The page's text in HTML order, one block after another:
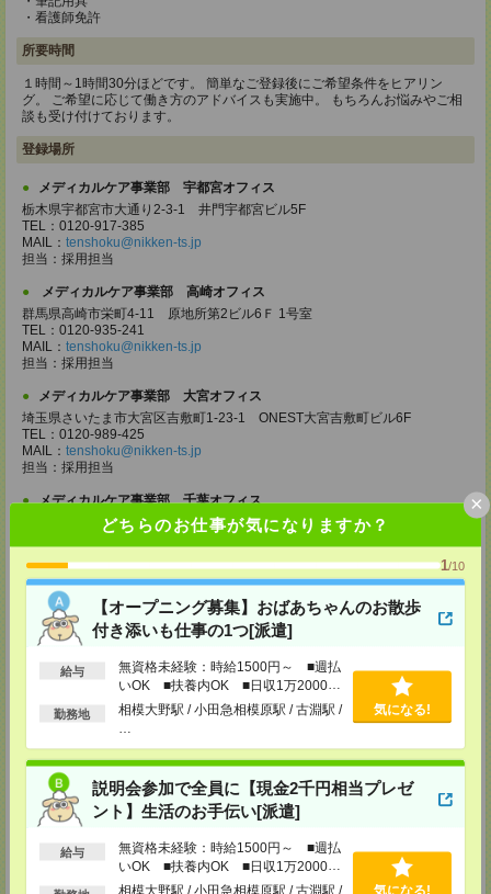
どちらのお仕事が気になりますか？
1/10
【オープニング募集】おばあちゃんのお散歩
付き添いも仕事の1つ[派遣]
給与
無資格未経験：時給1500円～ ■週払
いOK ■扶養内OK ■日収1万2000円
以上
勤務地
相模大野駅 / 小田急相模原駅 / 古淵駅 /
気になる!
説明会参加で全員に【現金2千円相当プレゼ
ント】生活のお手伝い[派遣]
給与
無資格未経験：時給1500円～ ■週払
いOK ■扶養内OK ■日収1万2000円
以上
相模大野駅 / 小田急相模原駅 / 古淵駅 /
気になる!
×
・看護師免許
所要時間
１時間～1時間30分ほどです。 簡単なご登録後にご希望条件をヒアリン
グ。 ご希望に応じて働き方のアドバイスも実施中。 もちろんお悩みやご相
談も受け付けております。
登録場所
メディカルケア事業部 宇都宮オフィス
栃木県宇都宮市大通り2-3-1 井門宇都宮ビル5F
TEL：0120-917-385
MAIL： tenshoku@nikken-ts.jp
担当：採用担当
メディカルケア事業部 高崎オフィス
群馬県高崎市栄町4-11 原地所第2ビル6Ｆ 1号室
TEL：0120-935-241
MAIL： tenshoku@nikken-ts.jp
担当：採用担当
メディカルケア事業部 大宮オフィス
埼玉県さいたま市大宮区吉敷町1-23-1 ONEST大宮吉敷町ビル6F
TEL：0120-989-425
MAIL： tenshoku@nikken-ts.jp
担当：採用担当
メディカルケア事業部 千葉オフィス
千葉県千葉市中央区富士見2-15-11 IMI千葉富士見ビル6F
TEL：0120-998-758
担当：採用担当
メディカルケア事業部 柏オフィス
千葉県柏市末広町5-19 第12関口ビル7F 705号室
TEL：0120-935-218
tenshoku@nikken-ts.jp
担当：採用担当
メディカルケア事業部 新宿オフィス
東京都新宿区新宿2-3-10 新宿御苑ビル6階
TEL：0120-457-235
MAIL：tenshoku@nikken-ts.jp
担当：採用担当
メディカルケア事業部 立川事業部
TEL：0120-934-200
tenshoku@nikken-ts.jp